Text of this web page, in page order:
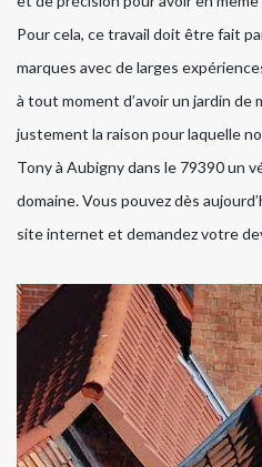
Pour cela, ce travail doit être fait
marques avec de larges
à tout moment d’avoir un jardin de
justement la raison pour laquelle
Tony à Aubigny dans le 79390 un
domaine. Vous pouvez dès
site internet et demandez votre